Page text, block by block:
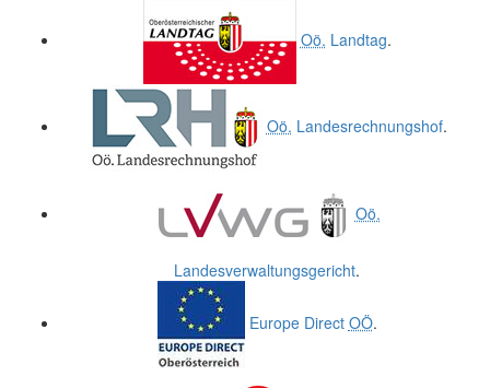
Oö. Landtag.
Oö. Landesrechnungshof.
Oö.
Landesverwaltungsgericht.
Europe Direct OÖ.